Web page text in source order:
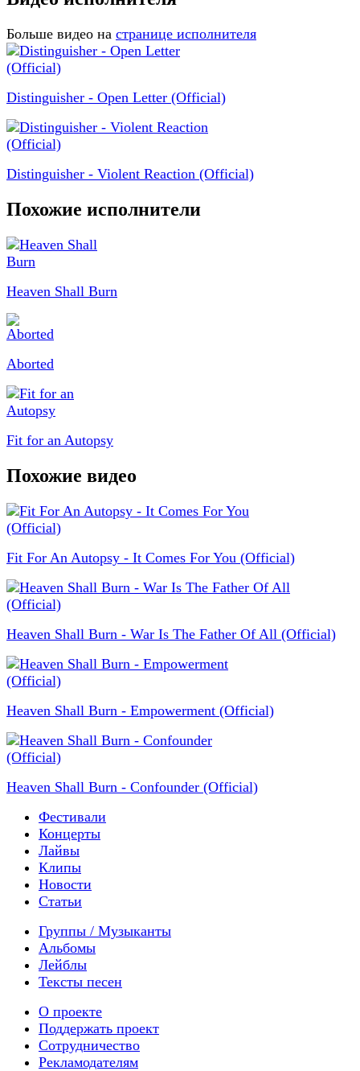
Больше видео на странице исполнителя
Distinguisher - Open Letter (Official)
Distinguisher - Violent Reaction (Official)
Похожие исполнители
Heaven Shall Burn
Aborted
Fit for an Autopsy
Похожие видео
Fit For An Autopsy - It Comes For You (Official)
Heaven Shall Burn - War Is The Father Of All (Official)
Heaven Shall Burn - Empowerment (Official)
Heaven Shall Burn - Confounder (Official)
Фестивали
Концерты
Лайвы
Клипы
Новости
Статьи
Группы / Музыканты
Альбомы
Лейблы
Тексты песен
О проекте
Поддержать проект
Сотрудничество
Рекламодателям